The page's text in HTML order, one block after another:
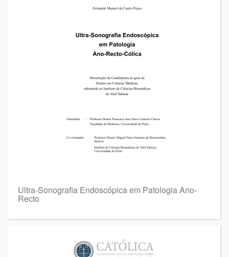
Ultra-Sonografia Endoscópica em Patologia Ano-
Recto